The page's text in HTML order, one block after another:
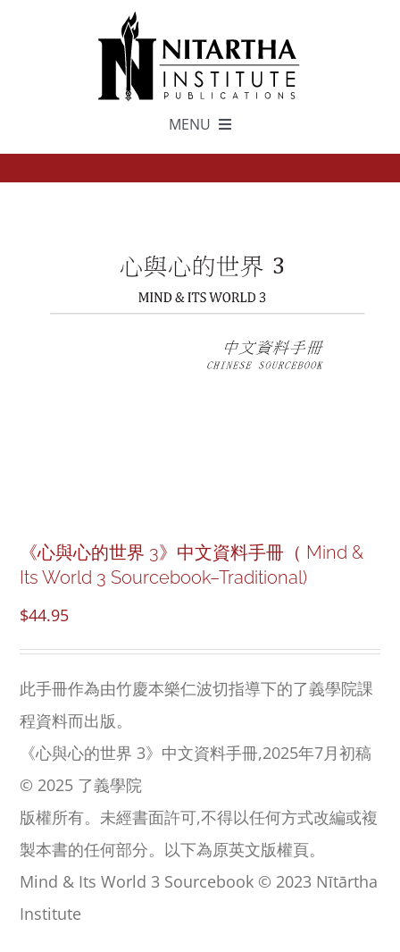
MENU
Cart
My Account
《心與心的世界 3》中文資料手冊（ Mind &
Its World 3 Sourcebook–Traditional)
$44.95
此手冊作為由竹慶本樂仁波切指導下的了義學院課
程資料而出版。
《心與心的世界 3》中文資料手冊,2025年7月初稿
© 2025 了義學院
版權所有。未經書面許可,不得以任何方式改編或複
製本書的任何部分。以下為原英文版權頁。
Mind & Its World 3 Sourcebook © 2023 Nītārtha
Institute